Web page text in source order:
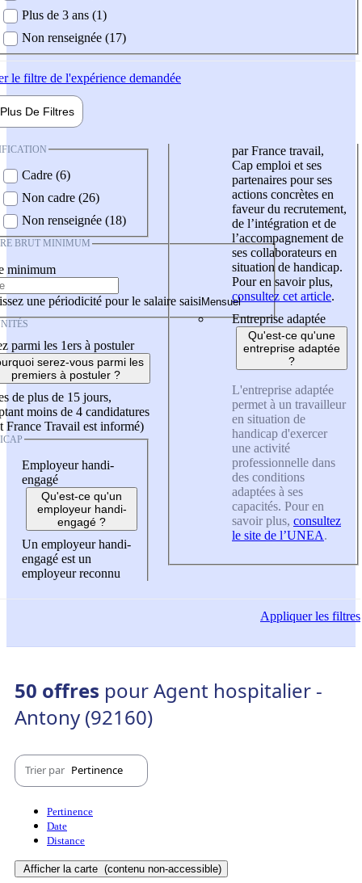
Plus de 3 ans (1)
Non renseignée (17)
le filtre de l'expérience demandée
Plus De Filtres
Cadre (6)
Non cadre (26)
Non renseignée (18)
BRUT MINIMUM
minimum
une périodicité pour le salaire saisi
parmi les 1ers à postuler
serez-vous parmi les
premiers à postuler ?
de plus de 15 jours,
moins de 4 candidatures
France Travail est informé)
Employeur handi-
engagé
Qu'est-ce qu'un
employeur handi-
engagé ?
Un employeur handi-
engagé est un
employeur reconnu
par France travail,
Cap emploi et ses
partenaires pour ses
actions concrètes en
faveur du recrutement,
de l’intégration et de
l’accompagnement de
ses collaborateurs en
situation de handicap.
Pour en savoir plus,
consultez cet article.
Entreprise adaptée
Qu'est-ce qu'une
entreprise adaptée
?
L'entreprise adaptée
permet à un travailleur
en situation de
handicap d'exercer
une activité
professionnelle dans
des conditions
adaptées à ses
capacités. Pour en
savoir plus, consultez
le site de l’UNEA.
Appliquerles filtres
50 offres pour Agent hospitalier -
Antony (92160)
Trier par Pertinence
Pertinence
Date
Distance
Afficher la carte (contenu non-accessible)